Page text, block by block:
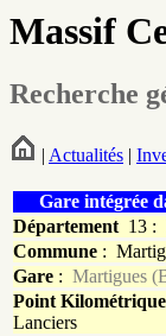
Massif
Recherche
| Actualités |
Gare intégrée
Département 13 :
Commune :
Gare : Martigues
Point Kilométrique
Lanciers